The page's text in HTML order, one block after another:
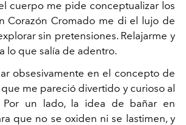
cuerpo me pide conceptualizar los
Corazón Cromado me di el lujo de
sin pretensiones. Relajarme y
lo que salía de adentro.
obsesivamente en el concepto de
me pareció divertido y curioso al
Por un lado, la idea de bañar en
que no se oxiden ni se lastimen, y